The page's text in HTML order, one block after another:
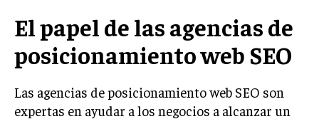
PROYECTOS
GESTIÓN DE PROYECTOS
GESTIÓN DE OPERACIONES Y CADENA DE
LOGÍSTICA EMPRESARIAL
El papel de las agencias de
posicionamiento web SEO
Las agencias de posicionamiento web SEO son
expertas en ayudar a los negocios a alcanzar un